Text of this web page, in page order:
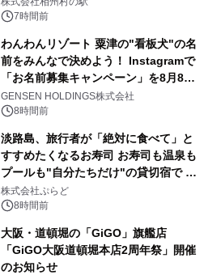
7時間前
わんわんリゾート 粟津の"看板犬"の名
前をみんなで決めよう！ Instagramで
「お名前募集キャンペーン」を8月8日
(土)より開催
GENSEN HOLDINGS株式会社
8時間前
淡路島、旅行者が「絶対に食べて」と
すすめたくなるお寿司 お寿司も温泉も
プールも"自分たちだけ"の貸切宿で 1
日1組限定「岩屋温泉 絵島別庭 海と
森」の握り寿司プラン
株式会社ぷらど
8時間前
大阪・道頓堀の「GiGO」旗艦店
「GiGO大阪道頓堀本店2周年祭」開催
のお知らせ